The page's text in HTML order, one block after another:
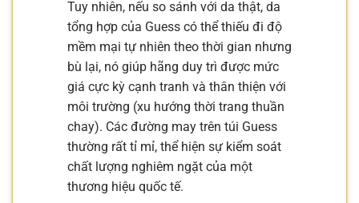
Tuy nhiên, nếu so sánh với da thật, da
tổng hợp của Guess có thể thiếu đi độ
mềm mại tự nhiên theo thời gian nhưng
bù lại, nó giúp hãng duy trì được mức
giá cực kỳ cạnh tranh và thân thiện với
môi trường (xu hướng thời trang thuần
chay). Các đường may trên túi Guess
thường rất tỉ mỉ, thể hiện sự kiểm soát
chất lượng nghiêm ngặt của một
thương hiệu quốc tế.